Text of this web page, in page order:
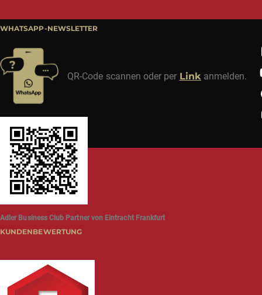
WHATSAPP-NEWSLETTER
QR-Code scannen oder per Link anmelden.
Adler Business Club Partner von Eintracht Frankfurt
KUNDENBEWERTUNG